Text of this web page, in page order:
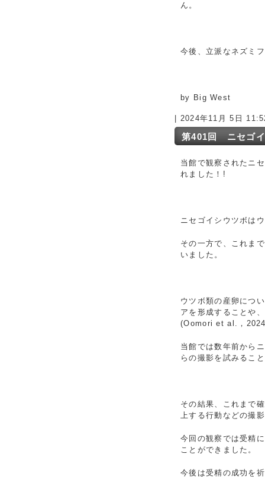
ん。
今後、立派なネズミ
by Big West
| 2024年11月 5日
第401回 ニセゴイ
当館で観察されたニ
れました！!
ニセゴイシウツボは
その一方で、これま
いました。
ウツボ類の産卵につ
アを形成することや
(Oomori et al.，
当館では数年前から
らの撮影を試みるこ
その結果、これまで
上する行動などの撮
今回の観察では受精
ことができました。
今後は受精の成功を